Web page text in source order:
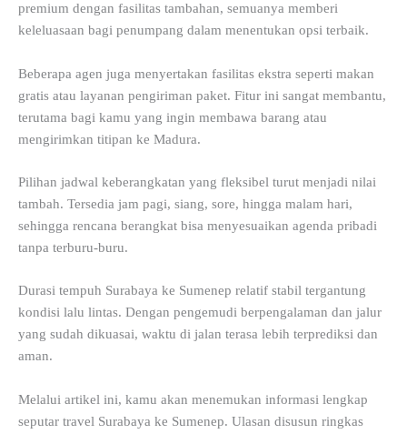
premium dengan fasilitas tambahan, semuanya memberi
keleluasaan bagi penumpang dalam menentukan opsi terbaik.
Beberapa agen juga menyertakan fasilitas ekstra seperti makan
gratis atau layanan pengiriman paket. Fitur ini sangat membantu,
terutama bagi kamu yang ingin membawa barang atau
mengirimkan titipan ke Madura.
Pilihan jadwal keberangkatan yang fleksibel turut menjadi nilai
tambah. Tersedia jam pagi, siang, sore, hingga malam hari,
sehingga rencana berangkat bisa menyesuaikan agenda pribadi
tanpa terburu-buru.
Durasi tempuh Surabaya ke Sumenep relatif stabil tergantung
kondisi lalu lintas. Dengan pengemudi berpengalaman dan jalur
yang sudah dikuasai, waktu di jalan terasa lebih terprediksi dan
aman.
Melalui artikel ini, kamu akan menemukan informasi lengkap
seputar travel Surabaya ke Sumenep. Ulasan disusun ringkas